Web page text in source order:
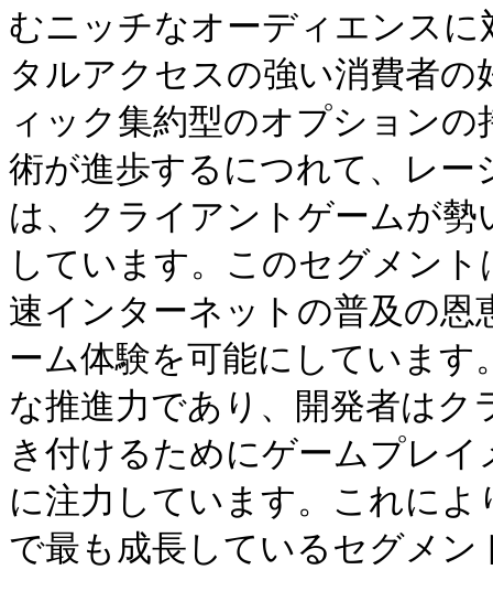
むニッチなオーディエンス
タルアクセスの強い消費者
ィック集約型のオプション
術が進歩するにつれて、レ
は、クライアントゲームが
しています。このセグメン
速インターネットの普及の
ーム体験を可能にしていま
な推進力であり、開発者は
き付けるためにゲームプレ
に注力しています。これに
で最も成長しているセグメ